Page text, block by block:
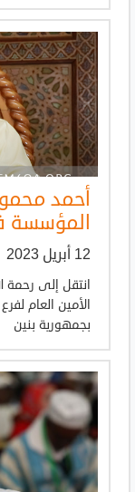
أحمد
المؤسسة
12 أبريل 2023
انتقل إلى رحمة
الأمين العام
بجمهورية بنين